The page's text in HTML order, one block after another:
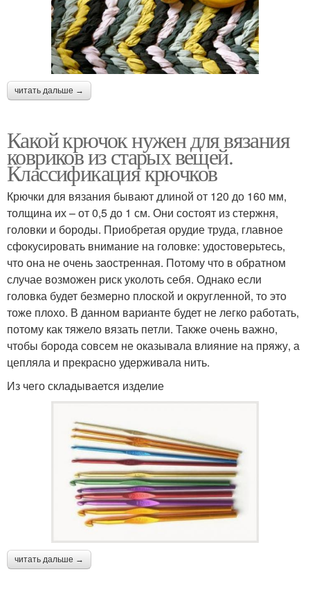
читать дальше →
Какой крючок нужен для вязания
ковриков из старых вещей.
Классификация крючков
Крючки для вязания бывают длиной от 120 до 160 мм,
толщина их – от 0,5 до 1 см. Они состоят из стержня,
головки и бороды. Приобретая орудие труда, главное
сфокусировать внимание на головке: удостоверьтесь,
что она не очень заостренная. Потому что в обратном
случае возможен риск уколоть себя. Однако если
головка будет безмерно плоской и округленной, то это
тоже плохо. В данном варианте будет не легко работать,
потому как тяжело вязать петли. Также очень важно,
чтобы борода совсем не оказывала влияние на пряжу, а
цепляла и прекрасно удерживала нить.
Из чего складывается изделие
читать дальше →